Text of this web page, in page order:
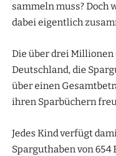
sammeln muss? Doch
dabei eigentlich
Die über drei Millionen
Deutschland, die
über einen
ihren Sparbüchern
Jedes Kind verfügt
Sparguthaben von 654